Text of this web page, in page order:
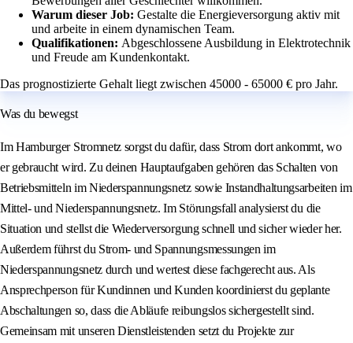
Warum dieser Job: Gestalte die Energieversorgung aktiv mit
und arbeite in einem dynamischen Team.
Qualifikationen: Abgeschlossene Ausbildung in Elektrotechnik
und Freude am Kundenkontakt.
Das prognostizierte Gehalt liegt zwischen 45000 - 65000 € pro Jahr.
Was du bewegst
Im Hamburger Stromnetz sorgst du dafür, dass Strom dort ankommt, wo
er gebraucht wird. Zu deinen Hauptaufgaben gehören das Schalten von
Betriebsmitteln im Niederspannungsnetz sowie Instandhaltungsarbeiten im
Mittel- und Niederspannungsnetz. Im Störungsfall analysierst du die
Situation und stellst die Wiederversorgung schnell und sicher wieder her.
Außerdem führst du Strom- und Spannungsmessungen im
Niederspannungsnetz durch und wertest diese fachgerecht aus. Als
Ansprechperson für Kundinnen und Kunden koordinierst du geplante
Abschaltungen so, dass die Abläufe reibungslos sichergestellt sind.
Gemeinsam mit unseren Dienstleistenden setzt du Projekte zur